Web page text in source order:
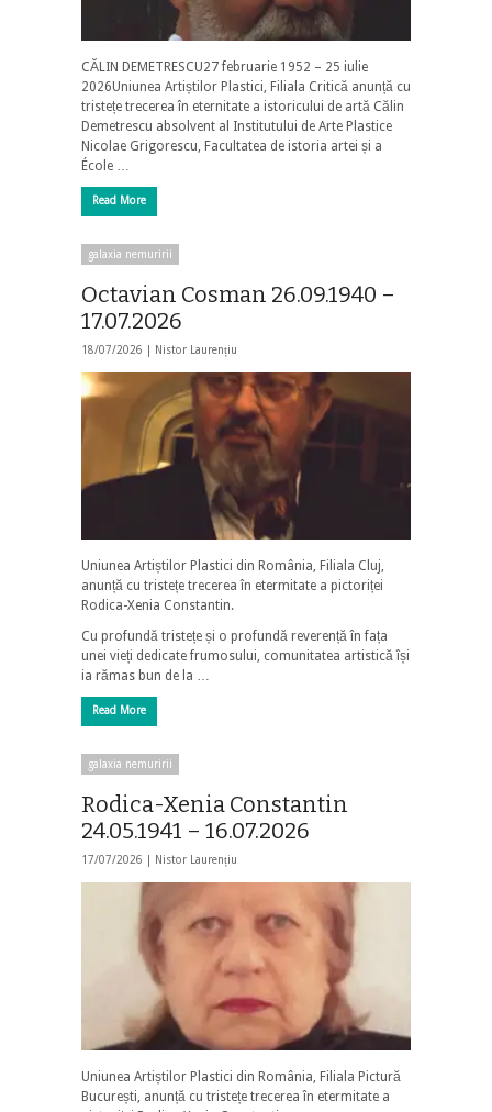
CĂLIN DEMETRESCU27 februarie 1952 – 25 iulie
2026Uniunea Artiștilor Plastici, Filiala Critică anunță cu
tristețe trecerea în eternitate a istoricului de artă Călin
Demetrescu absolvent al Institutului de Arte Plastice
Nicolae Grigorescu, Facultatea de istoria artei și a
École …
Read More
galaxia nemuririi
Octavian Cosman 26.09.1940 –
17.07.2026
18/07/2026 | Nistor Laurențiu
Uniunea Artiștilor Plastici din România, Filiala Cluj,
anunță cu tristețe trecerea în etermitate a pictoriței
Rodica-Xenia Constantin.
Cu profundă tristețe și o profundă reverență în fața
unei vieți dedicate frumosului, comunitatea artistică își
ia rămas bun de la …
Read More
galaxia nemuririi
Rodica-Xenia Constantin
24.05.1941 – 16.07.2026
17/07/2026 | Nistor Laurențiu
Uniunea Artiștilor Plastici din România, Filiala Pictură
București, anunță cu tristețe trecerea în etermitate a